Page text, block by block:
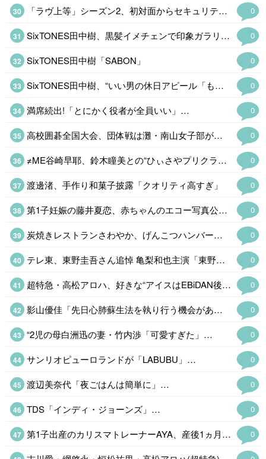
0
「ラヴ上等」シーズン2、初対面からセキュリティ発動
0
SixTONES田中樹、黒髪イメチェンで印象ガラリ会見
0
SixTONES田中樹「SABON」
0
SixTONES田中樹、“いい男の休日アピール「もし違った見出しの媒体さんが…
0
満席続出!「とにかく役者が全員いい」…
0
高校囲碁全国大会、団体戦は灘・南山女子部が優勝
0
≠ME谷崎早耶、鈴木瞳美との“ひぃさやプリクラショット公開「天使が並んでる」
0
渡邊渚、手作り和菓子披露「クオリティ高すぎ」
0
第1子妊娠の藤井夏恋、赤ちゃんのエコー写真公開「鼻がすっと高くて綺麗」
0
炭焼きレストランさわやか、げんこつハンバーグなど値上げ&土曜日ランチメニュー終了へ「これまでにない厳しい局面」
0
テレ東、東野圭吾さん追悼 亀梨和也主演「東野圭吾 手紙」
0
超特急・高松アロハ、好きな“アイスはEBiDAN後輩グループメンバー「すごい愛らしい子なんですよ」
0
影山優佳「先日心肺蘇生法を執り行う機会がありました」…
0
“2児の母白洲迅の妻・竹内渉「可愛すぎた」…
0
サンリオピューロランドが「LABUBU」…
0
渡辺美奈代「夜ごはんは簡単に」…
0
TDS「インディ・ジョーンズ」…
0
第1子出産のカリスマトレーナーAYA、産後1ヵ月半の引き締まった美ウエスト公開…